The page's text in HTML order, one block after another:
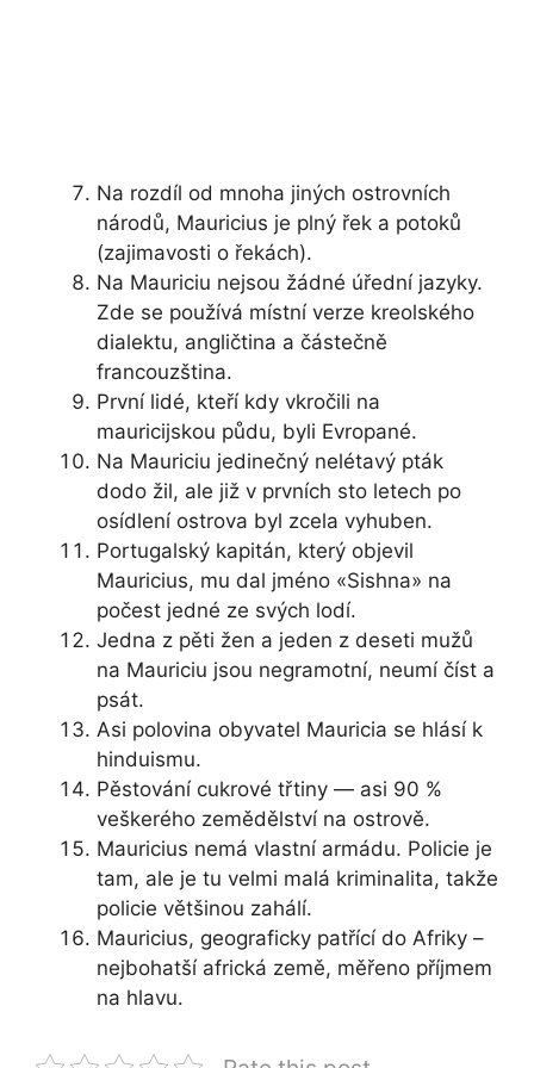
Na rozdíl od mnoha jiných ostrovních
národů, Mauricius je plný řek a potoků
(zajimavosti o řekách).
Na Mauriciu nejsou žádné úřední jazyky.
Zde se používá místní verze kreolského
dialektu, angličtina a částečně
francouzština.
První lidé, kteří kdy vkročili na
mauricijskou půdu, byli Evropané.
Na Mauriciu jedinečný nelétavý pták
dodo žil, ale již v prvních sto letech po
osídlení ostrova byl zcela vyhuben.
Portugalský kapitán, který objevil
Mauricius, mu dal jméno «Sishna» na
počest jedné ze svých lodí.
Jedna z pěti žen a jeden z deseti mužů
na Mauriciu jsou negramotní, neumí číst a
psát.
Asi polovina obyvatel Mauricia se hlásí k
hinduismu.
Pěstování cukrové třtiny — asi 90 %
veškerého zemědělství na ostrově.
Mauricius nemá vlastní armádu. Policie je
tam, ale je tu velmi malá kriminalita, takže
policie většinou zahálí.
Mauricius, geograficky patřící do Afriky –
nejbohatší africká země, měřeno příjmem
na hlavu.